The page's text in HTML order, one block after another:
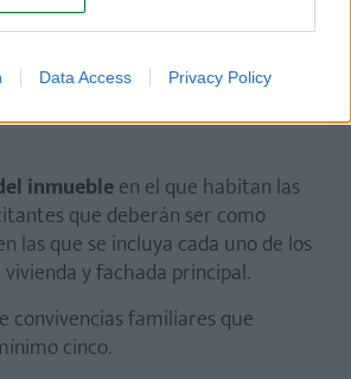
Data Access Privacy Policy
Antecedentes No Penalescon
y de la entidad federativa
a su domicilio o residencia
inmuebleen el que habitan las
que deberán ser como
las que se incluya cada uno de los
vivienda y fachada principal.
convivencias familiares que
cinco.